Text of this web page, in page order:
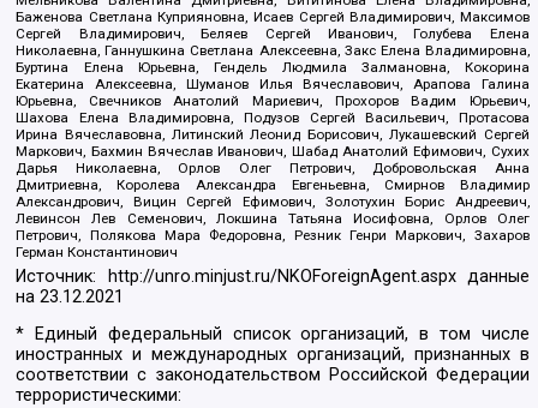
Баженова Светлана Куприяновна, Исаев Сергей Владимирович, Максимов
Сергей Владимирович, Беляев Сергей Иванович, Голубева Елена
Николаевна, Ганнушкина Светлана Алексеевна, Закс Елена Владимировна,
Буртина Елена Юрьевна, Гендель Людмила Залмановна, Кокорина
Екатерина Алексеевна, Шуманов Илья Вячеславович, Арапова Галина
Юрьевна, Свечников Анатолий Мариевич, Прохоров Вадим Юрьевич,
Шахова Елена Владимировна, Подузов Сергей Васильевич, Протасова
Ирина Вячеславовна, Литинский Леонид Борисович, Лукашевский Сергей
Маркович, Бахмин Вячеслав Иванович, Шабад Анатолий Ефимович, Сухих
Дарья Николаевна, Орлов Олег Петрович, Добровольская Анна
Дмитриевна, Королева Александра Евгеньевна, Смирнов Владимир
Александрович, Вицин Сергей Ефимович, Золотухин Борис Андреевич,
Левинсон Лев Семенович, Локшина Татьяна Иосифовна, Орлов Олег
Петрович, Полякова Мара Федоровна, Резник Генри Маркович, Захаров
Герман Константинович
Источник: http://unro.minjust.ru/NKOForeignAgent.aspxданные
на23.12.2021
* Единый федеральный список организаций, в том числе
иностранных и международных организаций, признанных в
соответствии с законодательством Российской Федерации
террористическими: